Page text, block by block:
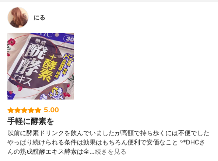
にる
5.00
手軽に酵素を
以前に酵素ドリンクを飲んでいましたが高額で持ち歩くには不便でした
やっぱり続けられる条件は効果はもちろん便利で安価なこと ᵕ̈*DHCさ
んの熟成醗酵エキス酵素は全…続きを見る